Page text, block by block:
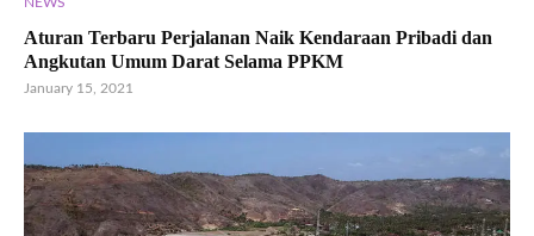
Aturan Terbaru Perjalanan Naik Kendaraan Pribadi dan
Angkutan Umum Darat Selama PPKM
January 15, 2021